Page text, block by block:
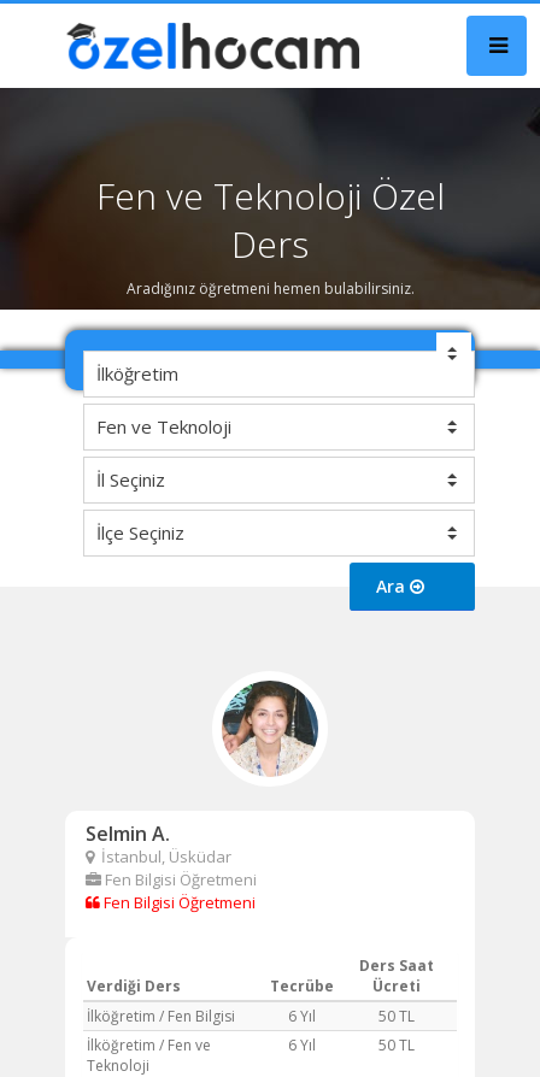
Fen ve Teknoloji Özel
Ders
Aradığınız öğretmeni hemen bulabilirsiniz.
Ara
Selmin A.
İstanbul, Üsküdar
Fen Bilgisi Öğretmeni
Fen Bilgisi Öğretmeni
Verdiği Ders Tecrübe
Ders Saat
Ücreti
İlköğretim / Fen Bilgisi
6 Yıl
50 TL
İlköğretim / Fen ve
Teknoloji
6 Yıl 50 TL